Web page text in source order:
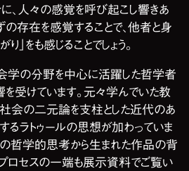
に、人々の感覚を呼び起こし響きあ
の存在を感覚することで、他者と身
」をも感じることでしょう。
学の分野を中心に活躍した哲学者
を受けています。元々学んでいた教
会の二元論を支柱とした近代のあ
るラトゥールの思想が加わっていま
哲学的思考から生まれた作品の背
ロセスの一端も展示資料でご覧い